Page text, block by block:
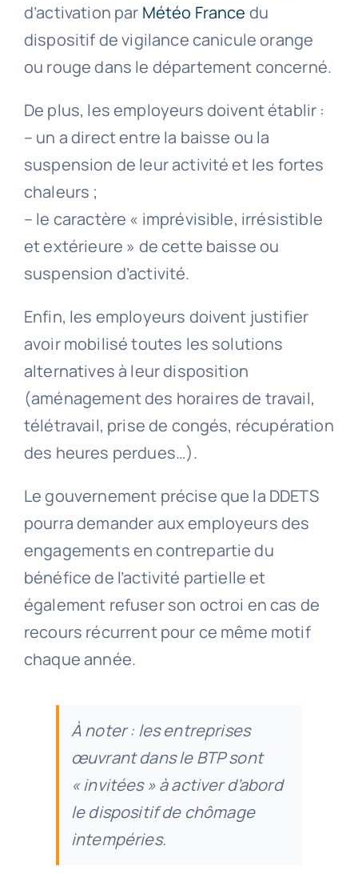
d’activation par Météo France du
dispositif de vigilance canicule orange
ou rouge dans le département concerné.
De plus, les employeurs doivent établir :
– un a direct entre la baisse ou la
suspension de leur activité et les fortes
chaleurs ;
– le caractère « imprévisible, irrésistible
et extérieure » de cette baisse ou
suspension d’activité.
Enfin, les employeurs doivent justifier
avoir mobilisé toutes les solutions
alternatives à leur disposition
(aménagement des horaires de travail,
télétravail, prise de congés, récupération
des heures perdues…).
Le gouvernement précise que la DDETS
pourra demander aux employeurs des
engagements en contrepartie du
bénéfice de l’activité partielle et
également refuser son octroi en cas de
recours récurrent pour ce même motif
chaque année.
À noter : les entreprises
œuvrant dans le BTP sont
« invitées » à activer d’abord
le dispositif de chômage
intempéries.